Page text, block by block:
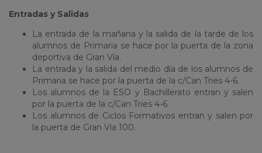
Entradas y Salidas
La entrada de la mañana y la salida de la tarde de los
alumnos de Primaria se hace por la puerta de la zona
deportiva de Gran Vía.
La entrada y la salida del medio día de los alumnos de
Primaria se hace por la puerta de la c/Can Tries 4-6.
Los alumnos de la ESO y Bachillerato entran y salen
por la puerta de la c/Can Tries 4-6.
Los alumnos de Ciclos Formativos entran y salen por
la puerta de Gran Vía 100.